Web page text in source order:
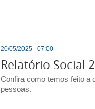
20/05/2025 - 07:00
Relatório Social
Confira como temos feito a
pessoas.